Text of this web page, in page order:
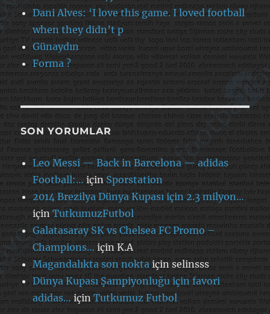
Dani Alves: ‘I love this game. I loved football
when they didn’t p
Günaydın
Forma ?
SON YORUMLAR
Leo Messi — Back in Barcelona — adidas
Football:…içinSporstation
2014 Brezilya Dünya Kupası için 2.3 milyon…
içinTutkumuzFutbol
Galatasaray SK vs Chelsea FC Promo –
Champions…içinK.A
Magandalıkta son noktaiçin selinsss
Dünya Kupası Şampiyonluğu için favori
adidas…içinTutkumuz Futbol